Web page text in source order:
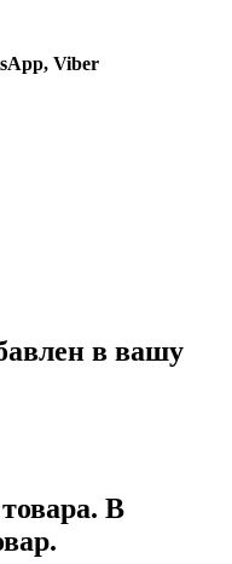
Viber
в вашу
товара. В